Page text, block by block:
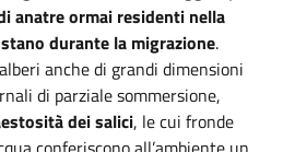
anatreormai residenti nella
durante la migrazione.
anche di grandi dimensioni
di parziale sommersione,
deisalici, le cui fronde